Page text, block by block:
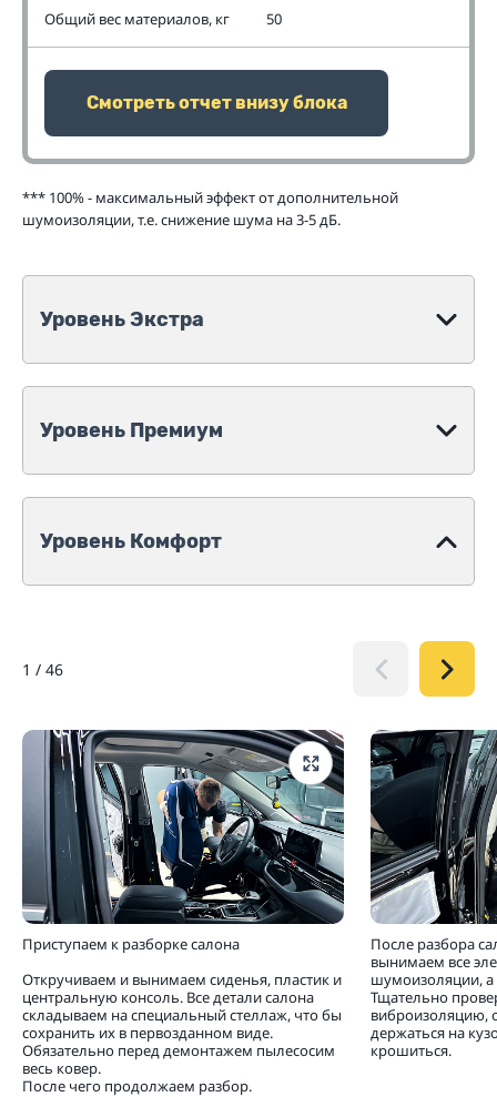
Общий вес материалов, кг
50
Смотреть отчет внизу блока
*** 100% - максимальный эффект от дополнительной
шумоизоляции, т.е. снижение шума на 3-5 дБ.
Уровень Экстра
Уровень Премиум
Уровень Комфорт
1 / 46
Приступаем к разборке салона
Откручиваем и вынимаем сиденья, пластик и
центральную консоль. Все детали салона
складываем на специальный стеллаж, что бы
сохранить их в первозданном виде.
Обязательно перед демонтажем пылесосим
весь ковер.
После чего продолжаем разбор.
После разбора
вынимаем все
шумоизоляции, а
Тщательно
виброизоляцию,
держаться на
крошиться.